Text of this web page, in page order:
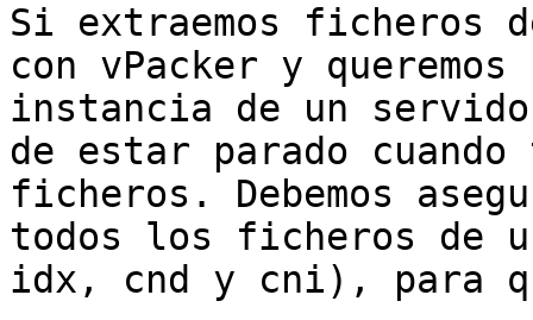
Si extraemos ficheros
con vPacker y
instancia de un
de estar parado
ficheros. Debemos
todos los ficheros de
idx, cnd y cni), para